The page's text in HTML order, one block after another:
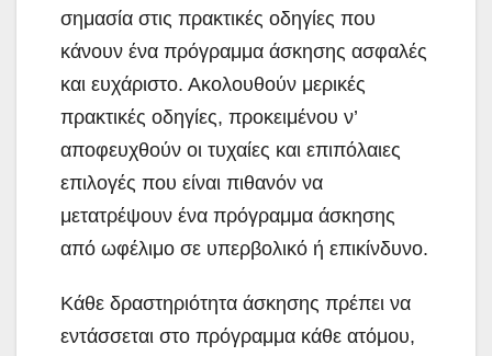
σημασία στις πρακτικές οδηγίες που
κάνουν ένα πρόγραμμα άσκησης ασφαλές
και ευχάριστο. Ακολουθούν μερικές
πρακτικές οδηγίες, προκειμένου ν’
αποφευχθούν οι τυχαίες και επιπόλαιες
επιλογές που είναι πιθανόν να
μετατρέψουν ένα πρόγραμμα άσκησης
από ωφέλιμο σε υπερβολικό ή επικίνδυνο.
Κάθε δραστηριότητα άσκησης πρέπει να
εντάσσεται στο πρόγραμμα κάθε ατόμου,